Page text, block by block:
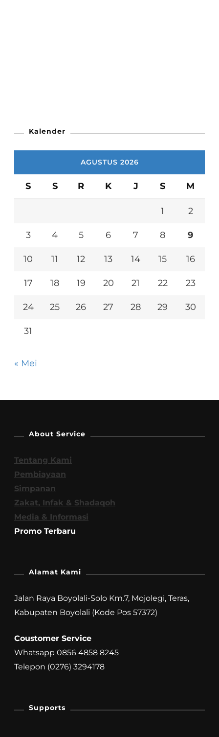
Kalender
AGUSTUS 2026
S S R K J S M
1 2
3 4 5 6 7 8 9
10 11 12 13 14 15 16
17 18 19 20 21 22 23
24 25 26 27 28 29 30
31
« Mei
About Service
Tentang Kami
Pembiayaan
Simpanan
Zakat, Infak & Shadaqoh
Media & Informasi
Promo Terbaru
Alamat Kami
Jalan Raya Boyolali-Solo Km.7, Mojolegi, Teras,
Kabupaten Boyolali (Kode Pos 57372)
Coustomer Service
Whatsapp 0856 4858 8245
Telepon (0276) 3294178
Supports